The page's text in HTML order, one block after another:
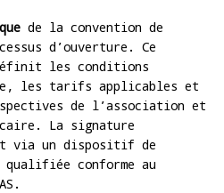
de la convention de
d’ouverture. Ce
les conditions
les tarifs applicables et
de l’association et
La signature
via un dispositif de
conforme au